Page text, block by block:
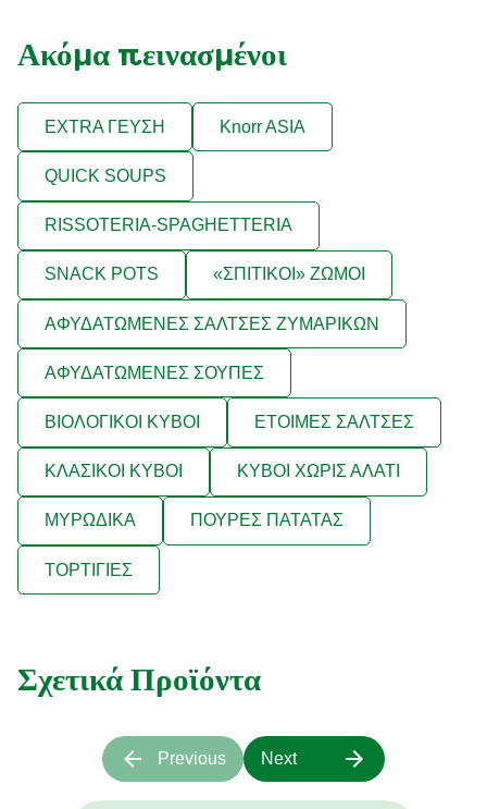
Ακόμα πεινασμένοι
EXTRA ΓΕΥΣΗ Knorr ASIA
QUICK SOUPS
RISSOTERIA-SPAGHETTERIA
SNACK POTS «ΣΠΙΤΙΚΟΙ» ΖΩΜΟΙ
ΑΦΥΔΑΤΩΜΕΝΕΣ ΣΑΛΤΣΕΣ ΖΥΜΑΡΙΚΩΝ
ΑΦΥΔΑΤΩΜΕΝΕΣ ΣΟΥΠΕΣ
ΒΙΟΛΟΓΙΚΟΙ ΚΥΒΟΙ ΕΤΟΙΜΕΣ ΣΑΛΤΣΕΣ
ΚΛΑΣΙΚΟΙ ΚΥΒΟΙ ΚΥΒΟΙ ΧΩΡΙΣ ΑΛΑΤΙ
ΜΥΡΩΔΙΚΑ ΠΟΥΡΕΣ ΠΑΤΑΤΑΣ
ΤΟΡΤΙΓΙΕΣ
Σχετικά Προϊόντα
Previous Next